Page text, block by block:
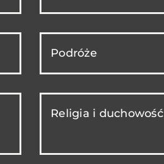
Podróże
Religia i duchowość